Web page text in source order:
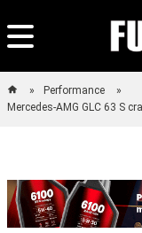
Performance
Mercedes-AMG GLC 63 S